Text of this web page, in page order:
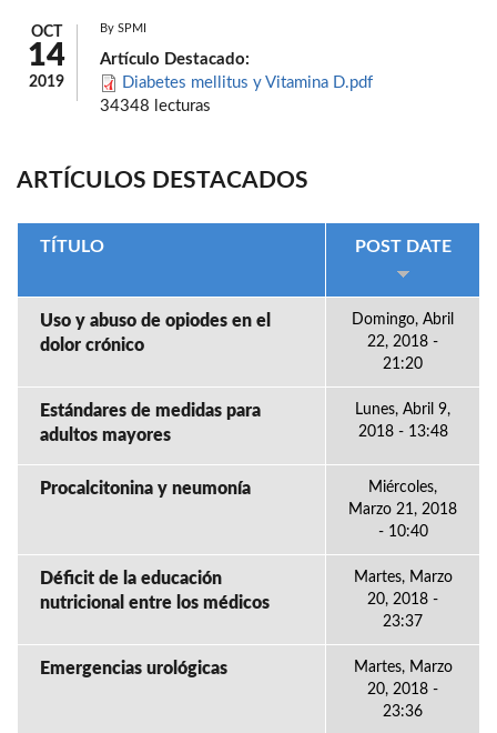
OCT
14
2019
By SPMI
Artículo Destacado:
Diabetes mellitus y Vitamina D.pdf
34348 lecturas
ARTÍCULOS DESTACADOS
TÍTULO POST DATE
Uso y abuso de opiodes en el
dolor crónico
Domingo, Abril
22, 2018 -
21:20
Estándares de medidas para
adultos mayores
Lunes, Abril 9,
2018 - 13:48
Procalcitonina y neumonía
Miércoles,
Marzo 21, 2018
- 10:40
Déficit de la educación
nutricional entre los médicos
Martes, Marzo
20, 2018 -
23:37
Emergencias urológicas
Martes, Marzo
20, 2018 -
23:36